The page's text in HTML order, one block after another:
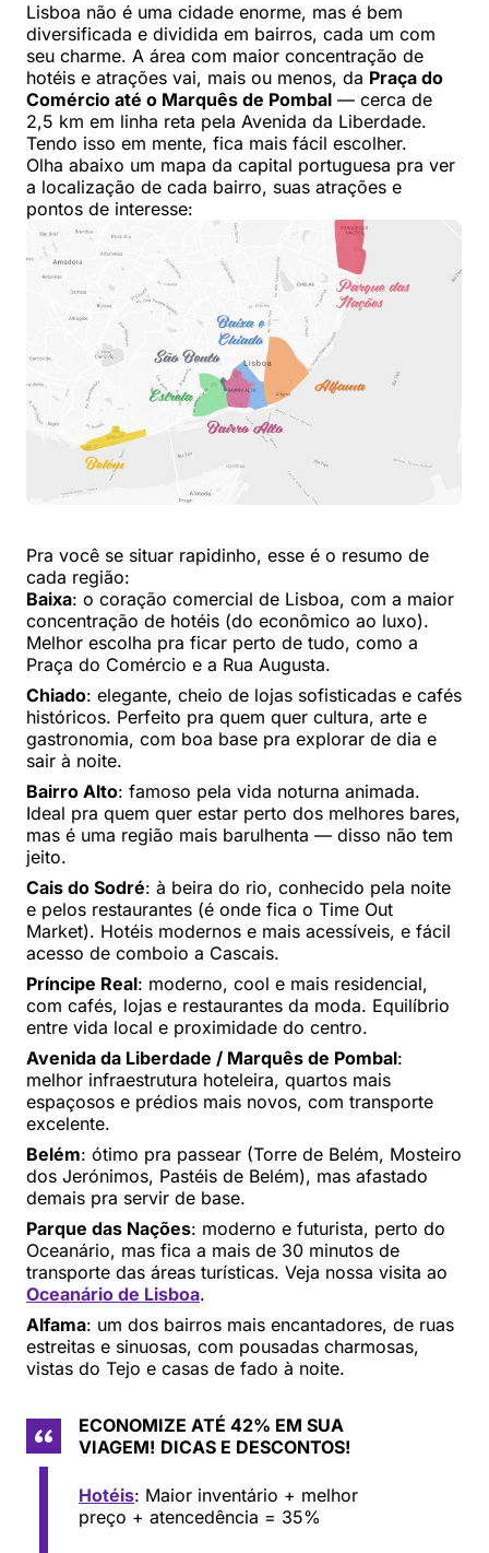
Lisboa não é uma cidade enorme, mas é bem
diversificada e dividida em bairros, cada um com
seu charme. A área com maior concentração de
hotéis e atrações vai, mais ou menos, da Praça do
Comércio até o Marquês de Pombal — cerca de
2,5 km em linha reta pela Avenida da Liberdade.
Tendo isso em mente, fica mais fácil escolher.
Olha abaixo um mapa da capital portuguesa pra ver
a localização de cada bairro, suas atrações e
pontos de interesse:
Pra você se situar rapidinho, esse é o resumo de
cada região:
Baixa: o coração comercial de Lisboa, com a maior
concentração de hotéis (do econômico ao luxo).
Melhor escolha pra ficar perto de tudo, como a
Praça do Comércio e a Rua Augusta.
Chiado: elegante, cheio de lojas sofisticadas e cafés
históricos. Perfeito pra quem quer cultura, arte e
gastronomia, com boa base pra explorar de dia e
sair à noite.
Bairro Alto: famoso pela vida noturna animada.
Ideal pra quem quer estar perto dos melhores bares,
mas é uma região mais barulhenta — disso não tem
jeito.
Cais do Sodré: à beira do rio, conhecido pela noite
e pelos restaurantes (é onde fica o Time Out
Market). Hotéis modernos e mais acessíveis, e fácil
acesso de comboio a Cascais.
Príncipe Real: moderno, cool e mais residencial,
com cafés, lojas e restaurantes da moda. Equilíbrio
entre vida local e proximidade do centro.
Avenida da Liberdade / Marquês de Pombal:
melhor infraestrutura hoteleira, quartos mais
espaçosos e prédios mais novos, com transporte
excelente.
Belém: ótimo pra passear (Torre de Belém, Mosteiro
dos Jerónimos, Pastéis de Belém), mas afastado
demais pra servir de base.
Parque das Nações: moderno e futurista, perto do
Oceanário, mas fica a mais de 30 minutos de
transporte das áreas turísticas. Veja nossa visita ao
Oceanário de Lisboa.
Alfama: um dos bairros mais encantadores, de ruas
estreitas e sinuosas, com pousadas charmosas,
vistas do Tejo e casas de fado à noite.
ECONOMIZE ATÉ 42% EM SUA
VIAGEM! DICAS E DESCONTOS!
Hotéis: Maior inventário + melhor
preço + atencedência = 35%